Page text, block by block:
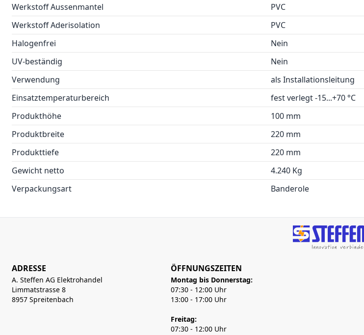
Werkstoff Aussenmantel
PVC
Werkstoff Aderisolation
PVC
Halogenfrei
Nein
UV-beständig
Nein
Verwendung
als Installationsleitung
Einsatztemperaturbereich
fest verlegt -15...+70 °C
Produkthöhe
100 mm
Produktbreite
220 mm
Produkttiefe
220 mm
Gewicht netto
4.240 Kg
Verpackungsart
Banderole
ADRESSE
A. Steffen AG Elektrohandel
Limmatstrasse 8
8957 Spreitenbach
ÖFFNUNGSZEITEN
Montag bis Donnerstag:
07:30 - 12:00 Uhr
13:00 - 17:00 Uhr
Freitag:
07:30 - 12:00 Uhr